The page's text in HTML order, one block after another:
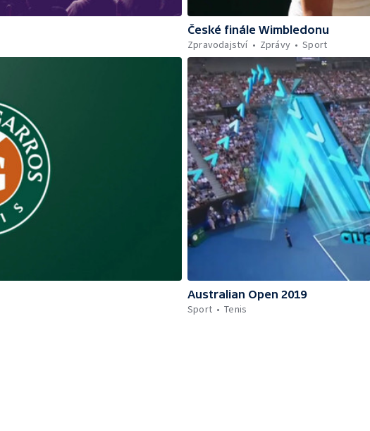
České finále Wimbledonu
Zpravodajství
Zprávy Sport
Australian Open 2019
Sport
Tenis